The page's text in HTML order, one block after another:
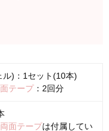
ル)：1セット(10本)
テープ：2回分
面テープは付属してい